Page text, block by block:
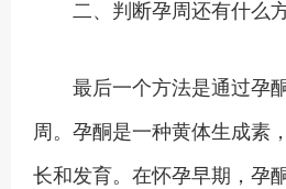
二、判断孕周还有什么
最后一个方法是通过孕
周。孕酮是一种黄体生成素
长和发育。在怀孕早期，孕